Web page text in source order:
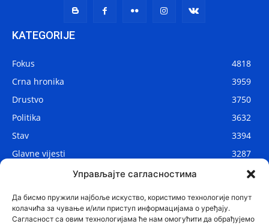
Управљајте сагласностима
Да бисмо пружили најбоље искуство, користимо технологије попут
колачића за чување и/или приступ информацијама о уређају.
Сагласност са овим технологијама ће нам омогућити да обрађујемо
KATEGORIJE
Fokus
4818
Crna hronika
3959
Drustvo
3750
Politika
3632
Stav
3394
Glavne vijesti
3287
2911